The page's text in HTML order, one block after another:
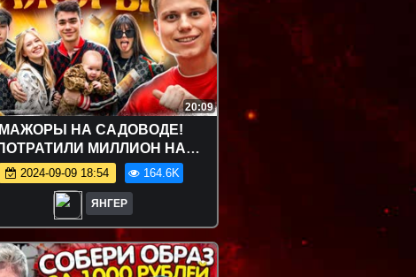
20:09
МАЖОРЫ НА САДОВОДЕ!
МИЛЛИОН НА
ЮДЖИН, АВИ, ДАНЯ И
НАСТЯ ТИТОВЫ
2024-09-09 18:54 164.6K
ЯНГЕР